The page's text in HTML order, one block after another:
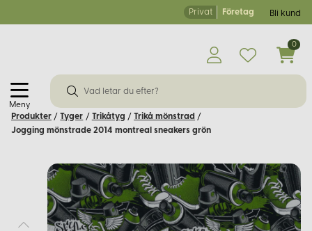
Privat Företag Bli kund
Meny
0
Produkter / Tyger / Trikåtyg / Trikå mönstrad /
Jogging mönstrade 2014 montreal sneakers grön